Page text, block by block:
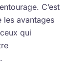
C’est
les avantages
qui